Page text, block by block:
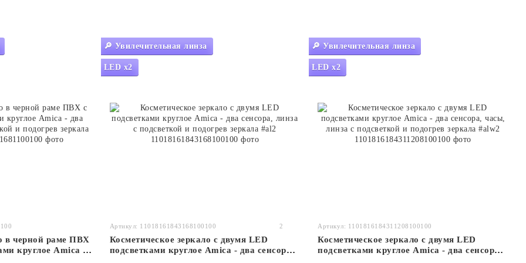
в черной раме ПВХ
круглое Amica -
🔎 Увилечительная линза
LED x2
Артикул: 11018161843168100100 2
Косметическое зеркало с двумя LED
подсветками круглое Amica - два сенсора,
🔎 Увилечительная линза
LED x2
Артикул: 1101816184311208100100
Косметическое зеркало с двумя LED
подсветками круглое Amica - два сенсора,